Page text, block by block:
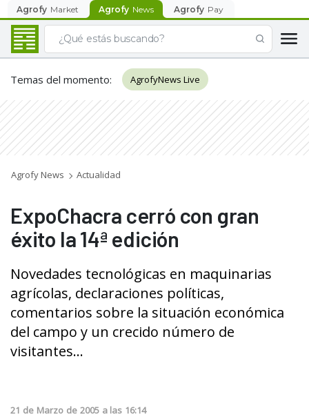
Agrofy Market Agrofy News Agrofy Pay
Temas del momento: AgrofyNews Live
Agrofy News Actualidad
ExpoChacra cerró con gran
éxito la 14ª edición
Novedades tecnológicas en maquinarias
agrícolas, declaraciones políticas,
comentarios sobre la situación económica
del campo y un crecido número de
visitantes...
21 de Marzo de 2005 a las 16:14